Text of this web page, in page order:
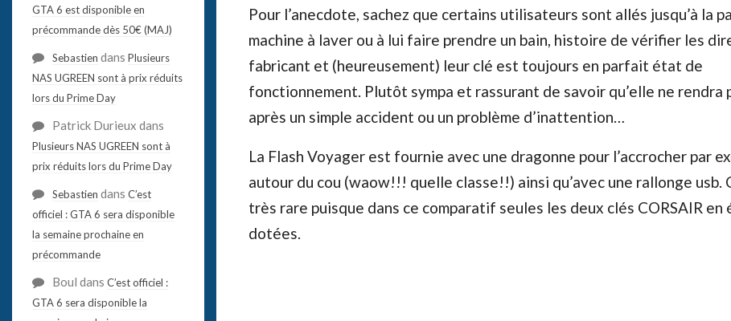
Pour l’anecdote, sachez que certains utilisateurs sont allés jusqu’à la
machine à laver ou à lui faire prendre un bain, histoire de vérifier les
fabricant et (heureusement) leur clé est toujours en parfait état de
fonctionnement. Plutôt sympa et rassurant de savoir qu’elle ne rendra
après un simple accident ou un problème d’inattention…
La Flash Voyager est fournie avec une dragonne pour l’accrocher par
autour du cou (waow!!! quelle classe!!) ainsi qu’avec une rallonge usb.
très rare puisque dans ce comparatif seules les deux clés CORSAIR en
dotées.
GTA 6 est disponible en
précommande dès 50€ (MAJ)
Sebastien dans Plusieurs
NAS UGREEN sont à prix réduits
lors du Prime Day
Patrick Durieux dans
Plusieurs NAS UGREEN sont à
prix réduits lors du Prime Day
Sebastien dans C’est
officiel : GTA 6 sera disponible
la semaine prochaine en
précommande
Boul dans C’est officiel :
GTA 6 sera disponible la